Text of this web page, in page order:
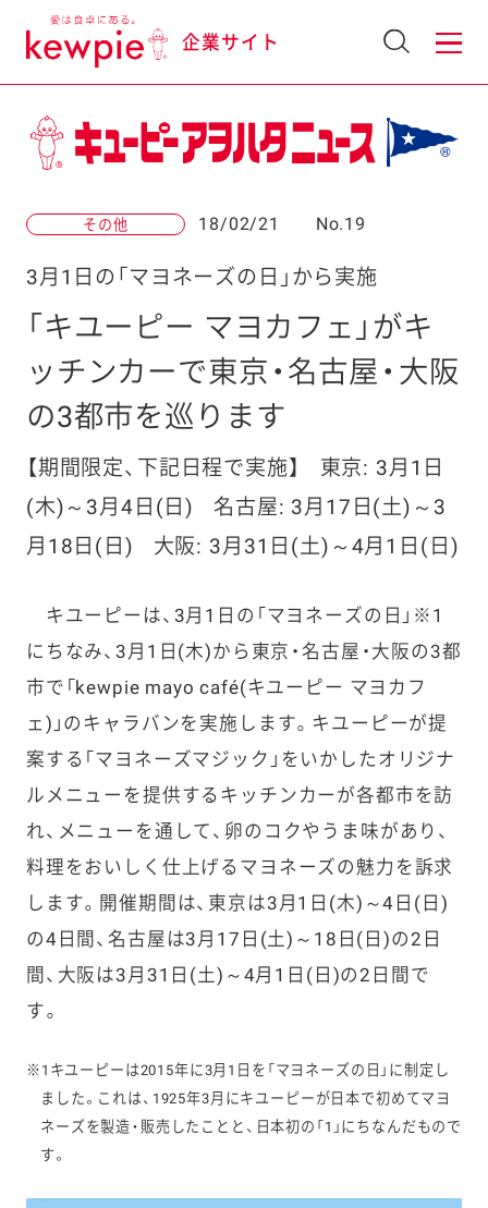
企業サイト
その他 18/02/21 No.19
3月1日の「マヨネーズの日」から実施
「キユーピー マヨカフェ」がキ
ッチンカーで東京・名古屋・大阪
の3都市を巡ります
【期間限定、下記日程で実施】
東京: 3月1日
(木)～3月4日(日)
名古屋: 3月17日(土)～3
月18日(日)
大阪: 3月31日(土)～4月1日(日)
キユーピーは、3月1日の「マヨネーズの日」※1
にちなみ、3月1日(木)から東京・名古屋・大阪の3都
市で「kewpie mayo café(キユーピー マヨカフ
ェ)」のキャラバンを実施します。キユーピーが提
案する「マヨネーズマジック」をいかしたオリジナ
ルメニューを提供するキッチンカーが各都市を訪
れ、メニューを通して、卵のコクやうま味があり、
料理をおいしく仕上げるマヨネーズの魅力を訴求
します。開催期間は、東京は3月1日(木)～4日(日)
の4日間、名古屋は3月17日(土)～18日(日)の2日
間、大阪は3月31日(土)～4月1日(日)の2日間で
す。
※1キユーピーは2015年に3月1日を「マヨネーズの日」に制定し
ました。これは、1925年3月にキユーピーが日本で初めてマヨ
ネーズを製造・販売したことと、日本初の「1」にちなんだもので
す。